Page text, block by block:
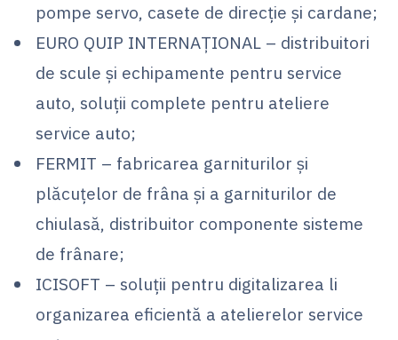
pompe servo, casete de direcție și cardane;
EURO QUIP INTERNAȚIONAL – distribuitori
de scule și echipamente pentru service
auto, soluții complete pentru ateliere
service auto;
FERMIT – fabricarea garniturilor și
plăcuțelor de frâna și a garniturilor de
chiulasă, distribuitor componente sisteme
de frânare;
ICISOFT – soluții pentru digitalizarea li
organizarea eficientă a atelierelor service